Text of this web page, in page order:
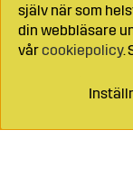
själv när som
din webbläsare
vårcookiepolicy.